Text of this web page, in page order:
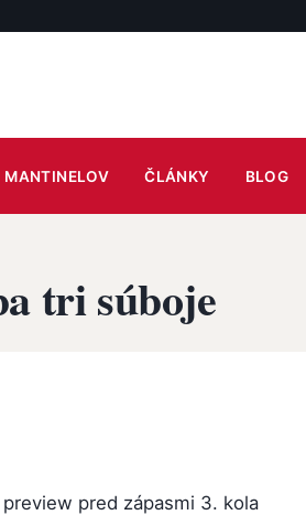
MANTINELOV ČLÁNKY BLOG
tri súboje
pred zápasmi 3. kola